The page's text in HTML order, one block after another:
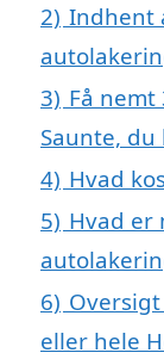
2) Indhent
3) Få
Saunte,
4) Hvad
5) Hvad er
6)
eller hele